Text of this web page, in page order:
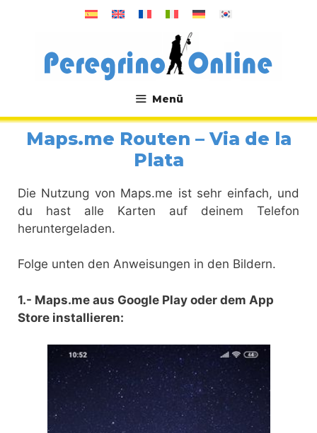
Menü
.
Maps.me Routen – Via de la
Plata
Die Nutzung von Maps.me ist sehr einfach, und
du hast alle Karten auf deinem Telefon
heruntergeladen.
Folge unten den Anweisungen in den Bildern.
1.- Maps.me aus Google Play oder dem App
Store installieren: